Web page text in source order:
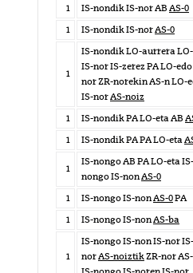
1 IS-nondik IS-nor AB AS-0
1
IS-nondik IS-norAS-0
1
IS-nondik LO-aurrera
IS-nor IS-zerez PA LO-
nor ZR-norekin AS-n LO-
IS-norAS-noiz
1
IS-nondik PA LO-eta AB
1
IS-nondik PA PA LO-eta
1
IS-nongo AB PA LO-eta IS-
nongo IS-nonAS-0
1
IS-nongo IS-nonAS-0PA
1
IS-nongo IS-nonAS-ba
1
IS-nongo IS-non IS-nor IS-
norAS-noiztikZR-nor